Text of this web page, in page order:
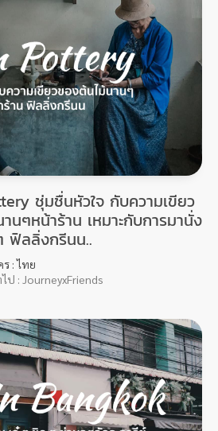
ชุ่มชื่นหัวใจ กับความเขียว
นๆหน้าร้าน เหมาะกับการมานั่ง
ฟิลลิ่งกรีนน..
: ไทย
ไป : JourneyxFriends